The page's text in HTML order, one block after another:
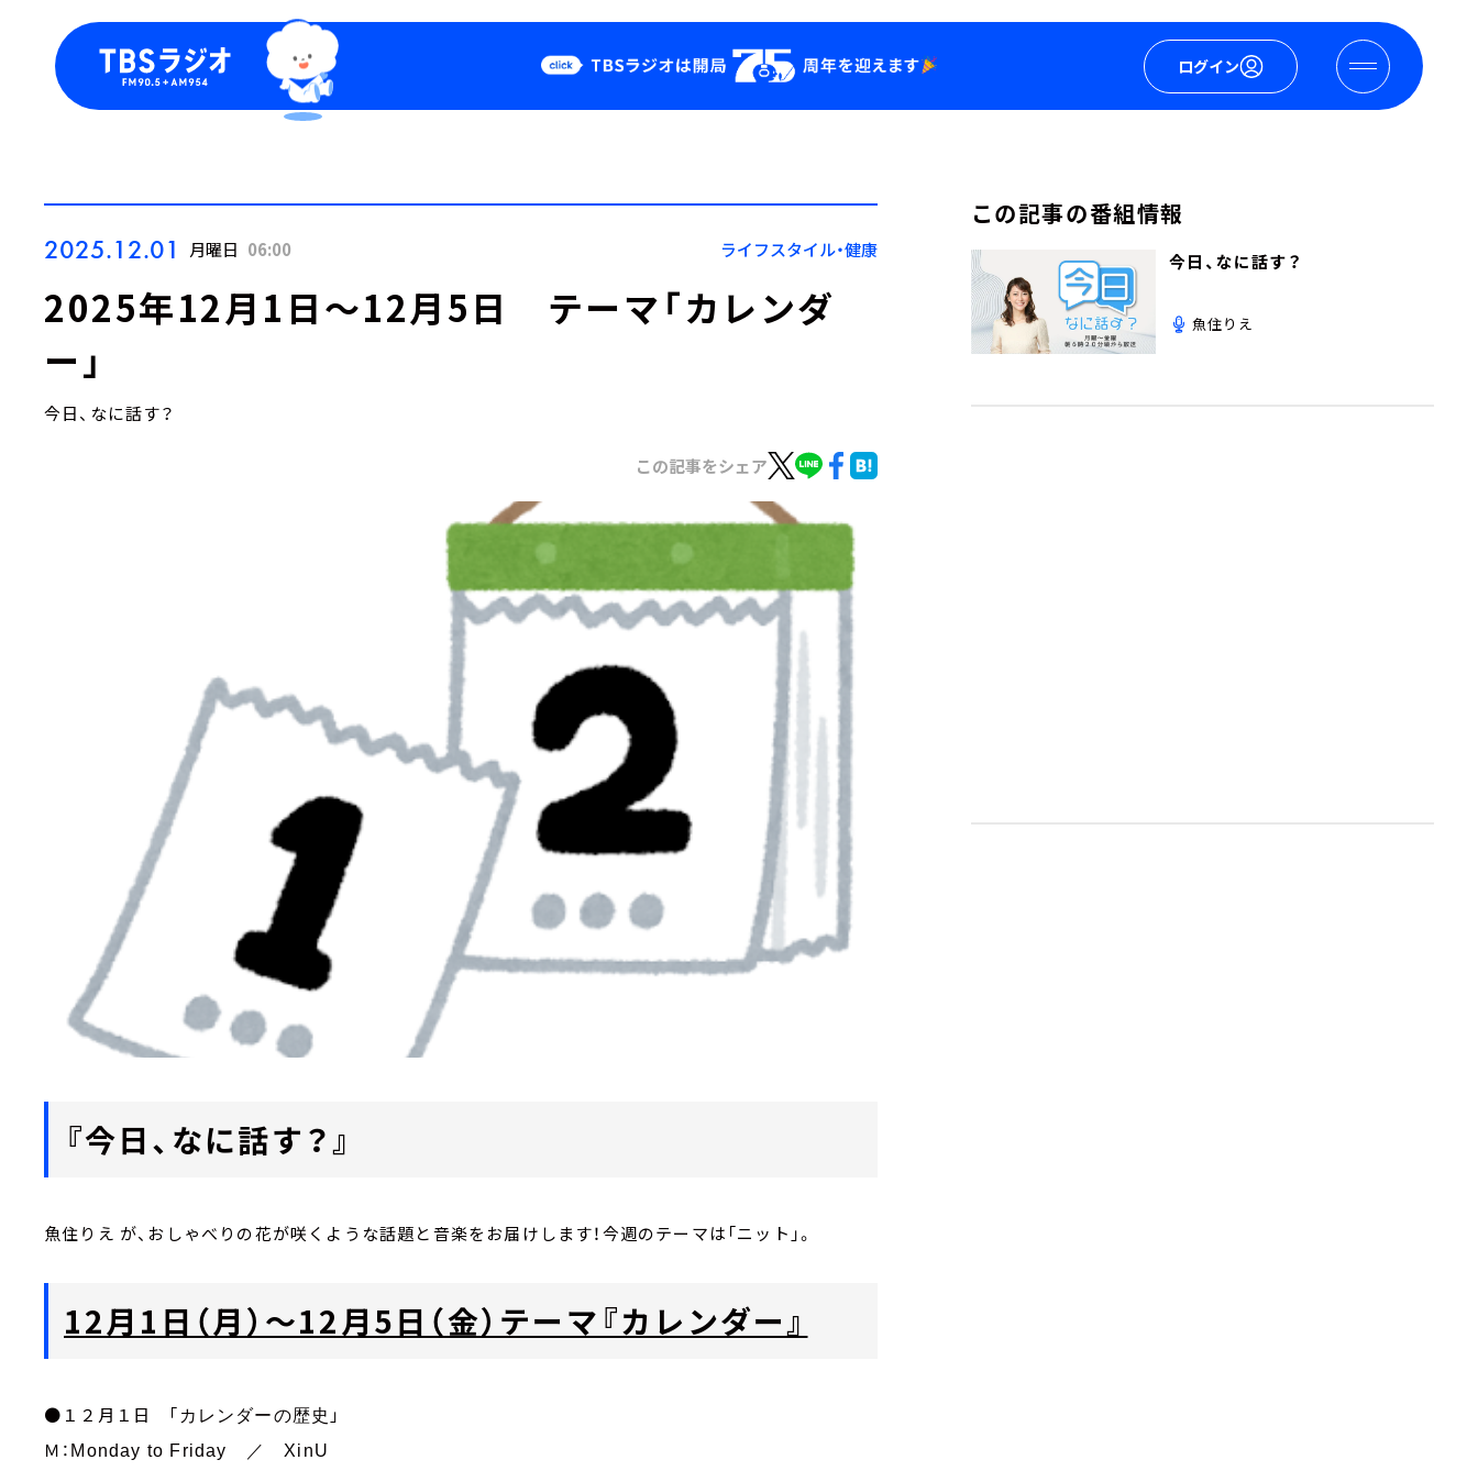
ログイン
Podcast
YouTube
会社情報
2025.12.01 月曜日 06:00 ライフスタイル・健康
2025年12月1日～12月5日 テーマ「カレンダ
ー」
今日、なに話す？
この記事をシェア
『今日、なに話す？』
魚住りえ が、おしゃべりの花が咲くような話題と音楽をお届けします！今週のテーマは「ニット」。
12月1日（月）～12月5日（金）テーマ『カレンダー』
●１２月１日 「 カレンダーの歴史 」
Ｍ： Monday to Friday ／ XinU
この記事の番組情報
今日、なに話す？
魚住りえ